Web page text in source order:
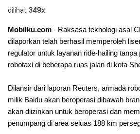
dilihat 349x
Mobilku.com - Raksasa teknologi asal
dilaporkan telah berhasil memperoleh
regulator untuk layanan ride-hailing tanpa
robotaxi di beberapa ruas jalan di kota
Dilansir dari laporan Reuters, armada
milik Baidu akan beroperasi dibawah
akan diizinkan untuk beroperasi dan
penumpang di area seluas 188 km